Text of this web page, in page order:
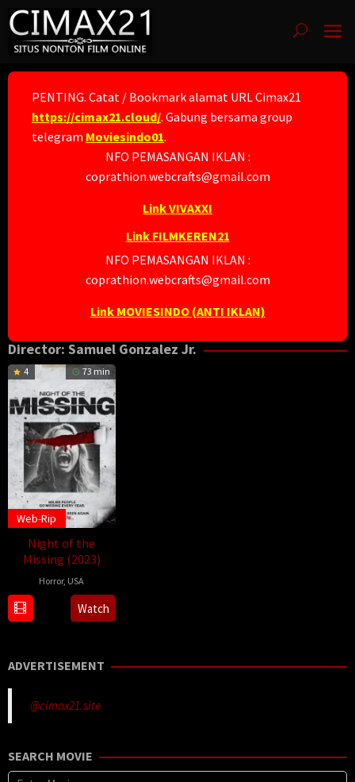
Skip
to
content
PENTING. Catat / Bookmark alamat URL Cimax21
https://cimax21.cloud/. Gabung bersama group
telegram Moviesindo01.
NFO PEMASANGAN IKLAN :
coprathion.webcrafts@gmail.com
Link VIVAXXI
Link FILMKEREN21
NFO PEMASANGAN IKLAN :
coprathion.webcrafts@gmail.com
Link MOVIESINDO (ANTI IKLAN)
Director: Samuel Gonzalez Jr.
4 73 min
Web-Rip
Night of the
Missing (2023)
Horror, USA
Oct
Samuel
Gonzalez
Watch
ADVERTISEMENT
@cimax21.site
SEARCH MOVIE